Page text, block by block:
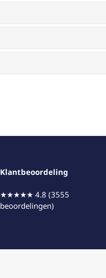
Klantbeoordeling
★★★★★ 4.8 (3555
beoordelingen)